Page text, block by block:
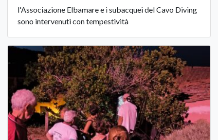
l'Associazione Elbamare e i subacquei del Cavo Diving
sono intervenuti con tempestività